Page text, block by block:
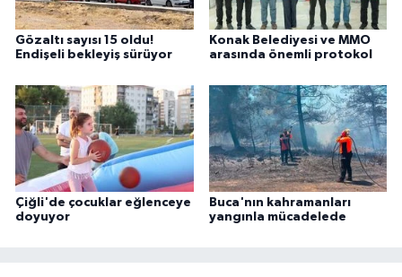
Gözaltı sayısı 15 oldu!
Endişeli bekleyiş sürüyor
Konak Belediyesi ve MMO
arasında önemli protokol
Çiğli'de çocuklar eğlenceye
doyuyor
Buca'nın kahramanları
yangınla mücadelede